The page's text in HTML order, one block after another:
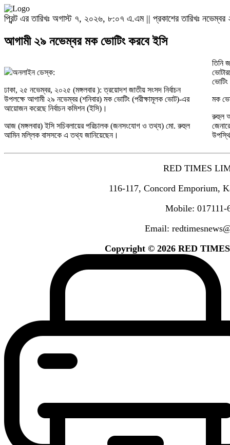
প্রিন্ট এর তারিখঃ অগাস্ট ৭, ২০২৬, ৮:০৭ এ.এম || প্রকাশের তারিখঃ
আগামী ২৯ নভেম্বর মক ভোটিং করবে ইসি
অনলাইন ডেস্ক:
ঢাকা, ২৫ নভেম্বর, ২০২৫ (মঙ্গলবার ): ত্রয়োদশ জাতীয় সংসদ নির্বাচন
উপলক্ষে আগামী ২৯ নভেম্বর (শনিবার) মক ভোটিং (পরীক্ষামূলক ভোট)-এর
আয়োজন করেছে নির্বাচন কমিশন (ইসি)।
আজ (মঙ্গলবার) ইসি সচিবলায়ের পরিচালক (জনসংযোগ ও তথ্য) মো. রুহুল
আমিন মল্লিক বাসসকে এ তথ্য জানিয়েছেন।
তিনি
মক
রুহুল
RED TIMES
116-117, Concord Emporium,
Mobile: 017111-
Email:
Copyright © 2026 RED